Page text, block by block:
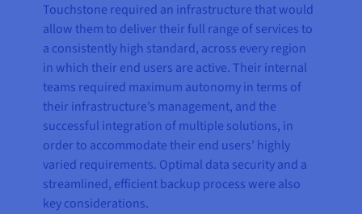
Touchstone required an infrastructure that would
allow them to deliver their full range of services to
a consistently high standard, across every region
in which their end users are active. Their internal
teams required maximum autonomy in terms of
their infrastructure’s management, and the
successful integration of multiple solutions, in
order to accommodate their end users’ highly
varied requirements. Optimal data security and a
streamlined, efficient backup process were also
key considerations.